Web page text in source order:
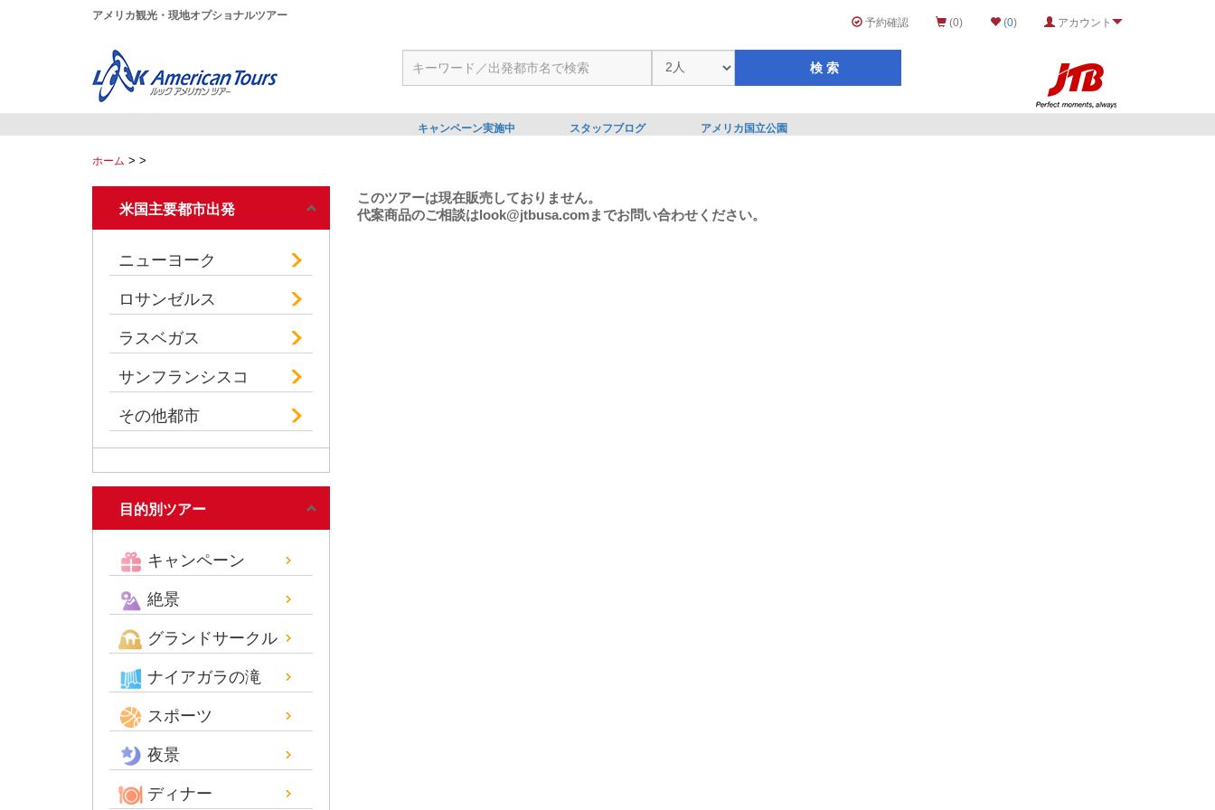
アメリカ観光・現地オプショナルツアー
予約確認 (0) (0) アカウント
キャンペーン実施中 スタッフブログ アメリカ国立公園
ホーム > >
米国主要都市出発
ニューヨーク
ロサンゼルス
ラスベガス
サンフランシスコ
その他都市
目的別ツアー
キャンペーン
絶景
グランドサークル
ナイアガラの滝
スポーツ
夜景
ディナー
このツアーは現在販売しておりません。
代案商品のご相談はlook@jtbusa.comまでお問い合わせください。